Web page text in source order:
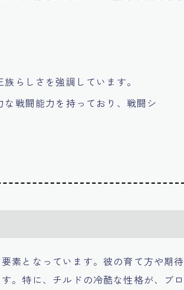
らしさを強調しています。
戦闘能力を持っており、戦闘シ
素となっています。彼の育て方や期待
。特に、チルドの冷酷な性格が、ブロ